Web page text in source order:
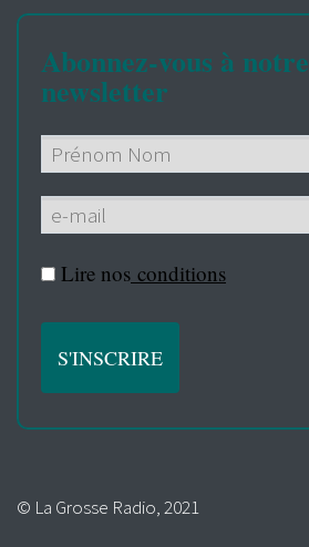
Abonnez-vous à notre
newsletter
Lire nos conditions
© La Grosse Radio, 2021